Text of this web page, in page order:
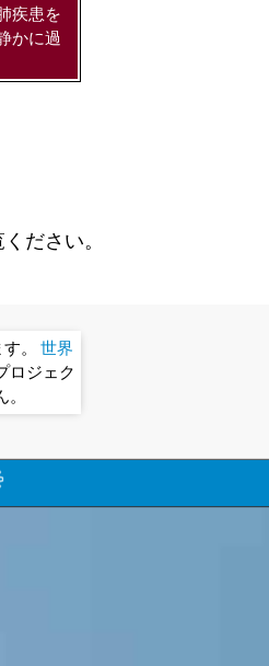
疾患を
かに過
ださい。
。 世界
ロジェク